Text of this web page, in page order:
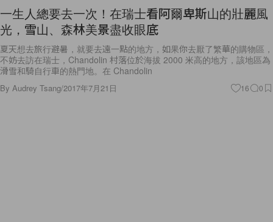
一生人總要去一次！在瑞士看阿爾卑斯山的壯麗風
光，雪山、森林美景盡收眼底
夏天想去旅行避暑，就要去遠一點的地方，如果你去厭了繁華的購物區，
不妨去訪在瑞士，Chandolin 村落位於海拔 2000 米高的地方，該地區為
滑雪和騎自行車的熱門地。在 Chandolin
By Audrey Tsang/2017年7月21日 16 0